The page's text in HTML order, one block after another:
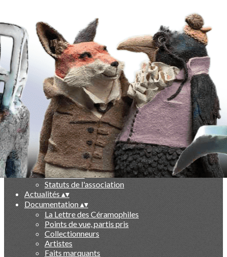
Exporter toutes les colonnes
Exporter uniquement les colonnes affichées
Menu
Ajoutez un logo, un bouton, des réseaux sociaux
Cliquez pour éditer
-
Qui sommes nous ?▴▾
Présentation
Le livre des 10 ans
Partenaires
Statuts de l'association
Actualités ▴▾
Documentation▴▾
La Lettre des Céramophiles
Points de vue, partis pris
Collectionneurs
Artistes
Faits marquants